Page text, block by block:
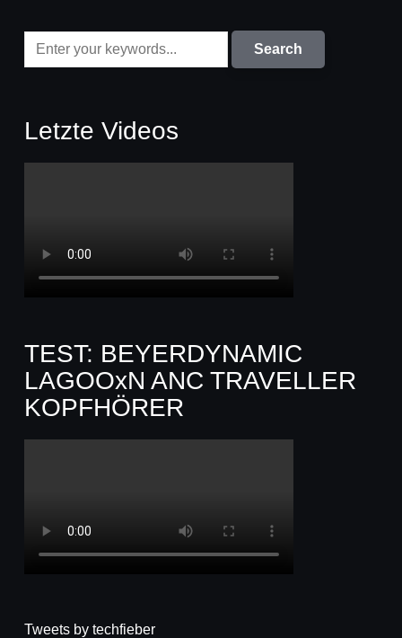
Letzte Videos
TEST: BEYERDYNAMIC
LAGOOxN ANC TRAVELLER
KOPFHÖRER
Tweets by techfieber